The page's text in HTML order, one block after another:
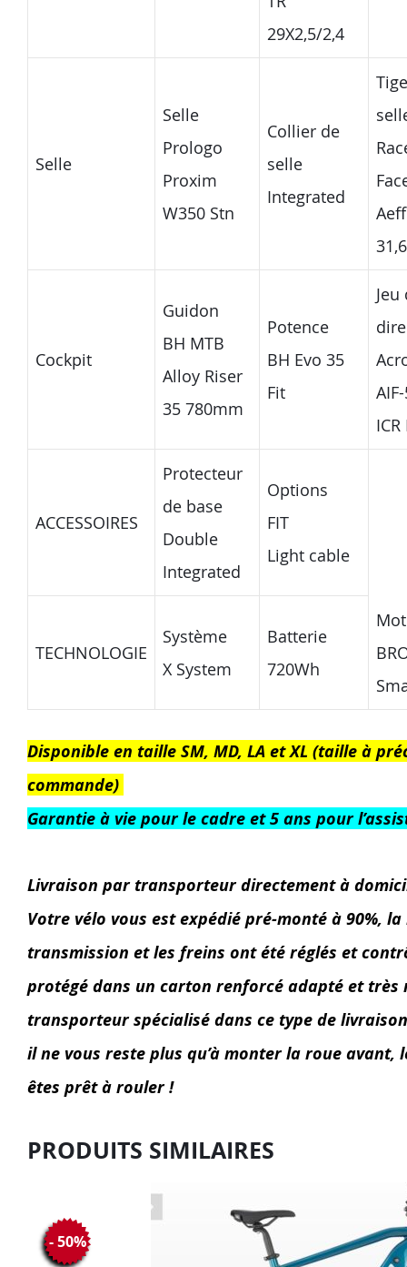
29X2,5/2,4
Selle
Selle
Prologo
Proxim
W350 Stn
Collier de
selle
Integrated
31,6
Cockpit
Guidon
BH MTB
Alloy Riser
35 780mm
Potence
BH Evo 35
Fit
Jeu
ICR
ACCESSOIRES
Protecteur
de base
Double
Integrated
Options
FIT
Light cable
TECHNOLOGIE
Système
X System
Batterie
720Wh
Disponible en taille SM, MD, LA et XL (taille à
commande)
Garantie à vie pour le cadre et 5 ans pour
Livraison par transporteur directement à
Votre vélo vous est expédié pré-monté à 90%,
transmission et les freins ont été réglés et
protégé dans un carton renforcé adapté et
transporteur spécialisé dans ce type de
il ne vous reste plus qu’à monter la roue avant,
êtes prêt à rouler !
PRODUITS SIMILAIRES
- 50%